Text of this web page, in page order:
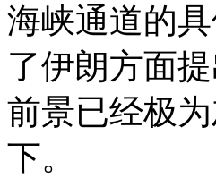
海峡通道的
了伊朗方面
前景已经极
下。